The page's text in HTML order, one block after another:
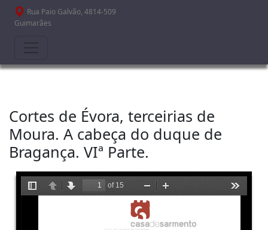
Passar para o conteúdo principal
Rua Paio Galvão, 4814-509
Guimarães
Cortes de Évora, terceirias de
Moura. A cabeça do duque de
Bragança. VIª Parte.